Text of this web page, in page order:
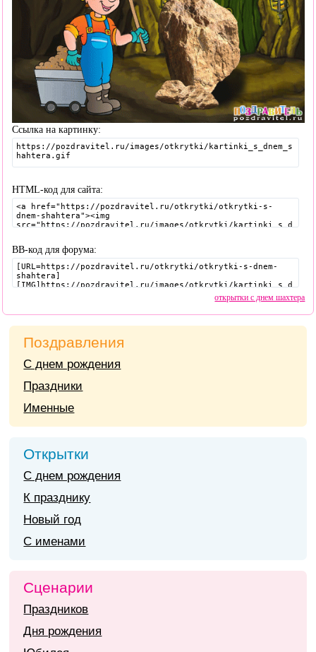
Ссылка на картинку:
HTML-код для сайта:
BB-код для форума:
открытки с днем шахтера
Поздравления
С днем рождения
Праздники
Именные
Открытки
С днем рождения
К празднику
Новый год
С именами
Сценарии
Праздников
Дня рождения